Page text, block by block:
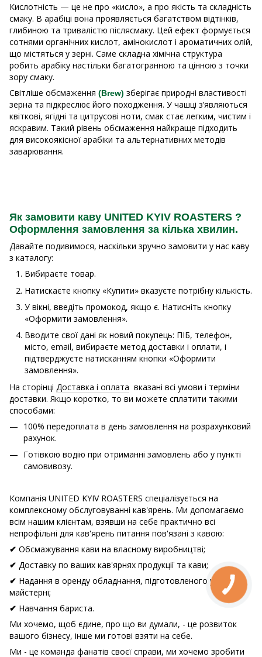
Кислотність — це не про «кисло», а про якість та складність
смаку. В арабіці вона проявляється багатством відтінків,
глибиною та тривалістю післясмаку. Цей ефект формується
сотнями органічних кислот, амінокислот і ароматичних олій,
що містяться у зерні. Саме складна хімічна структура
робить арабіку настільки багатогранною та цінною з точки
зору смаку.
Світліше обсмаження (Brew) зберігає природні властивості
зерна та підкреслює його походження. У чашці з’являються
квіткові, ягідні та цитрусові ноти, смак стає легким, чистим і
яскравим. Такий рівень обсмаження найкраще підходить
для високоякісної арабіки та альтернативних методів
заварювання.
Як замовити каву UNITED KYIV ROASTERS ?
Оформлення замовлення за кілька хвилин.
Давайте подивимося, наскільки зручно замовити у нас каву
з каталогу:
Вибираєте товар.
Натискаєте кнопку «Купити» вказуєте потрібну кількість.
У вікні, введіть промокод, якщо є. Натисніть кнопку
«Оформити замовлення».
Вводите свої дані як новий покупець: ПІБ, телефон,
місто, email, вибираєте метод доставки і оплати, і
підтверджуєте натисканням кнопки «Оформити
замовлення».
На сторінці Доставка і оплата вказані всі умови і терміни
доставки. Якщо коротко, то ви можете сплатити такими
способами:
100% передоплата в день замовлення на розрахунковий
рахунок.
Готівкою водію при отриманні замовлень або у пункті
самовивозу.
Компанія UNITED KYIV ROASTERS спеціалізується на
комплексному обслуговуванні кав'ярень. Ми допомагаємо
всім нашим клієнтам, взявши на себе практично всі
непрофільні для кав'ярень питання пов'язані з кавою:
✔ Обсмажування кави на власному виробництві;
✔ Доставку по ваших кав'ярнях продукції та кави;
✔ Надання в оренду обладнання, підготовленого у власній
майстерні;
✔ Навчання бариста.
Ми хочемо, щоб єдине, про що ви думали, - це розвиток
вашого бізнесу, інше ми готові взяти на себе.
Ми - це команда фанатів своєї справи, ми хочемо зробити